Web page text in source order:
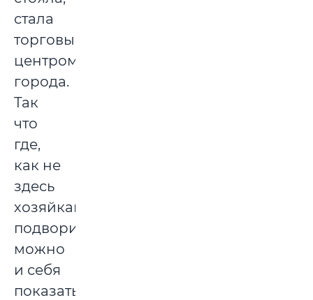
стала
торговым
центром
города.
Так
что
где,
как не
здесь
хозяйкам
подворий
можно
и себя
показать,